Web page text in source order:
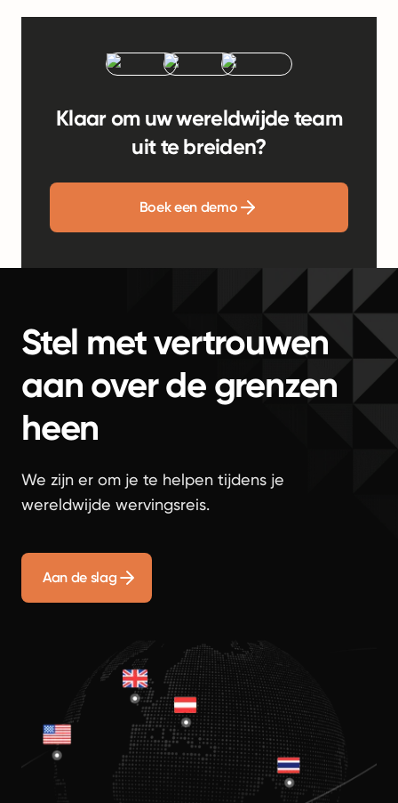
Klaar om uw wereldwijde team
uit te breiden?
Boek een demo
Stel met vertrouwen
aan over de grenzen
heen
We zijn er om je te helpen tijdens je
wereldwijde wervingsreis.
Aan de slag